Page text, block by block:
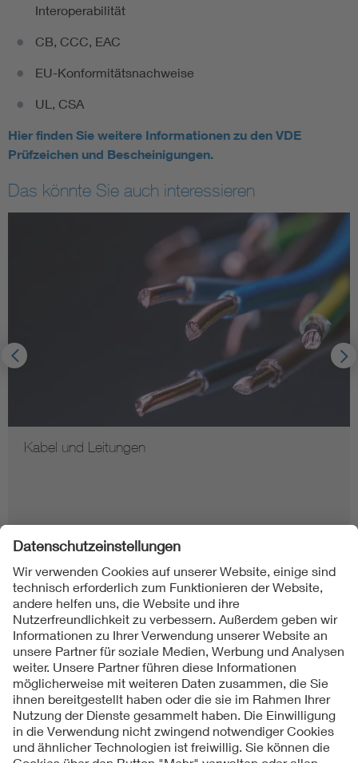
Interoperabilität
CB, CCC, EAC
EU-Konformitätsnachweise
UL, CSA
Hier finden Sie weitere Informationen zu den VDE
Prüfzeichen und Bescheinigungen.
Das könnte Sie auch interessieren
Kabel und Leitungen
Folgen Sie uns auf